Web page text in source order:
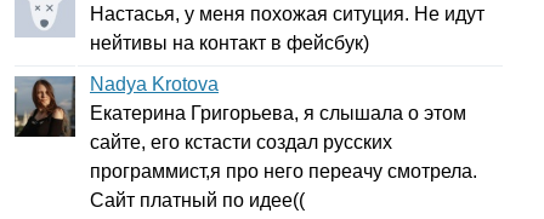
Настасья, у меня похожая ситуция. Не идут
нейтивы на контакт в фейсбук)
Nadya Krotova
Екатерина Григорьева, я слышала о этом
сайте, его кстасти создал русских
программист,я про него переачу смотрела.
Сайт платный по идее((